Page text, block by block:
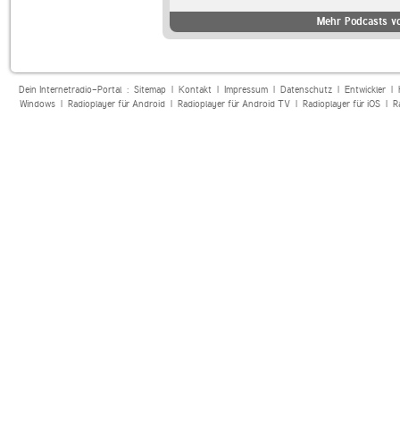
Mehr Podcasts
Dein Internetradio-Portal : Sitemap| Kontakt| Impressum| Datenschutz| Entwickler|
Windows| Radioplayer für Android| Radioplayer für Android TV| Radioplayer für iOS|